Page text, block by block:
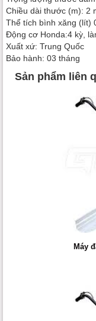
Chiều dài thước (m): 2
Thể tích bình xăng (lít)
Động cơ Honda:4 kỳ,
Xuất xứ: Trung Quốc
Bảo hành: 03 tháng
Sản phẩm liên
Máy